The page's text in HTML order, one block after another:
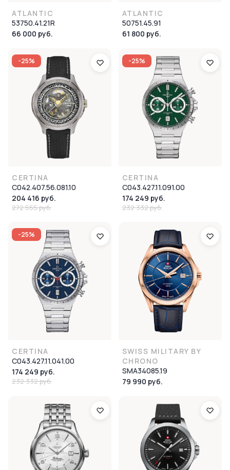
ATLANTIC
53750.41.21R
66 000 руб.
ATLANTIC
50751.45.91
61 800 руб.
-25%
CERTINA
C042.407.56.081.10
204 416 руб.
272 555 руб.
-25%
CERTINA
C043.427.11.091.00
174 249 руб.
232 332 руб.
-25%
CERTINA
C043.427.11.041.00
174 249 руб.
232 332 руб.
SWISS MILITARY BY
CHRONO
SMA34085.19
79 990 руб.